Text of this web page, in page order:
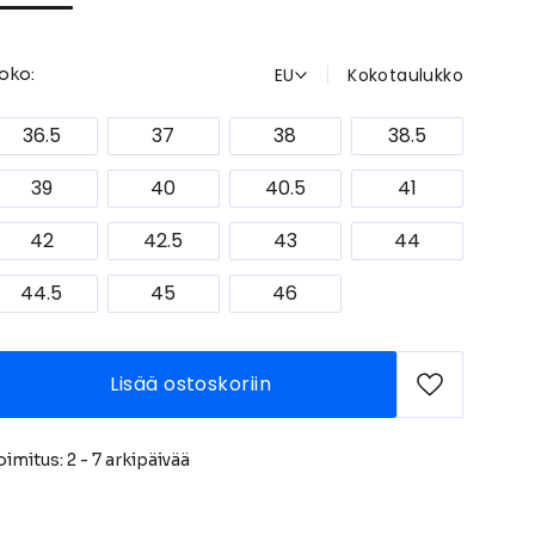
EU Kokotaulukko
36.5 37 38
38.5
39
40 40.5
41
42
42.5 43
44
44.5
45 46
Lisää ostoskoriin
2 - 7 arkipäivää